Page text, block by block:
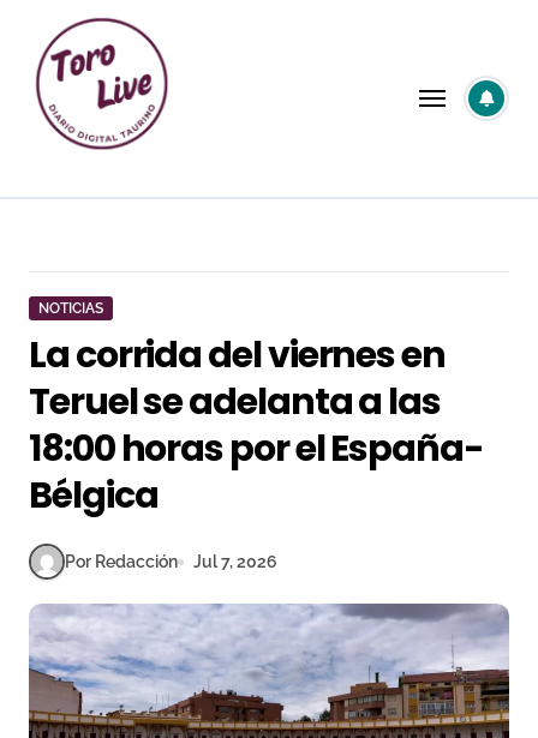
contenido
NOTICIAS
La corrida del viernes en
Teruel se adelanta a las
18:00 horas por el España-
Bélgica
Por Redacción Jul 7, 2026